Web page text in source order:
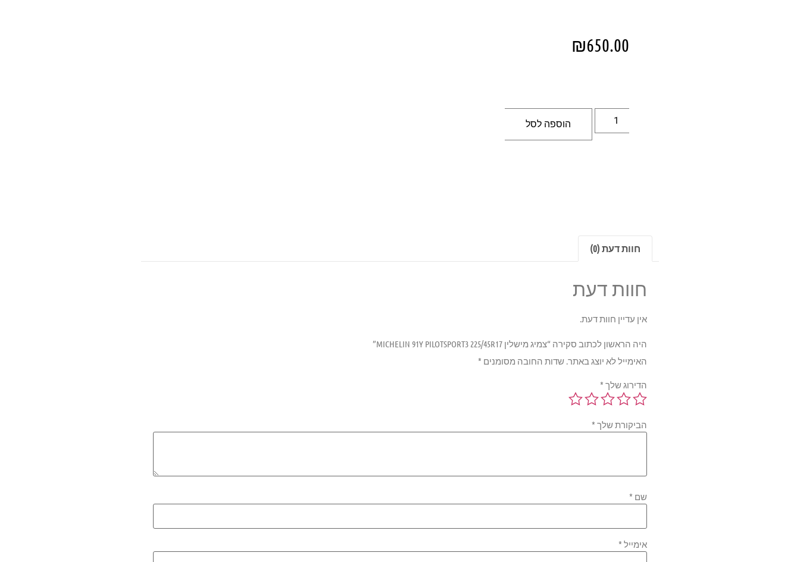
₪650.00
הוספה לסל
חוות דעת (0)
חוות דעת
אין עדיין חוות דעת.
היה הראשון לכתוב סקירה “צמיג מישלין MICHELIN 91Y PILOTSPORT3 225/45R17”
האימייל לא יוצג באתר. שדות החובה מסומנים *
הדירוג שלך *
הביקורת שלך *
שם *
אימייל *